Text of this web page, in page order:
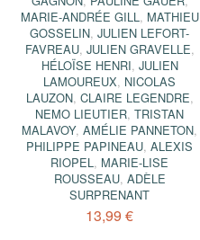
MARIE-ANDRÉE GILL, MATHIEU
GOSSELIN,JULIEN LEFORT-
FAVREAU, JULIEN GRAVELLE,
HÉLOÏSE HENRI, JULIEN
LAMOUREUX, NICOLAS
LAUZON, CLAIRE LEGENDRE,
NEMO LIEUTIER,TRISTAN
MALAVOY,AMÉLIE PANNETON,
PHILIPPE PAPINEAU,ALEXIS
RIOPEL, MARIE-LISE
ROUSSEAU, ADÈLE
SURPRENANT
13,99 €